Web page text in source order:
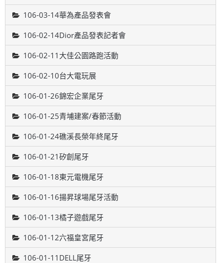
106-03-14華為產品發表會
106-02-14Dior產品發表記者會
106-02-11大佳公園路跑活動
106-02-10台大電玩展
106-01-26錦宏企業尾牙
106-01-25青埔建案/春節活動
106-01-24礁溪長榮年終尾牙
106-01-21矽創尾牙
106-01-18東元電機尾牙
106-01-16揚昇球場尾牙活動
106-01-13橘子遊戲尾牙
106-01-12六福皇宮尾牙
106-01-11DELL尾牙